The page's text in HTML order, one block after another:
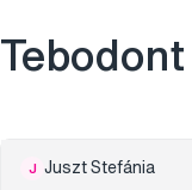
Tebodont
J Juszt Stefánia